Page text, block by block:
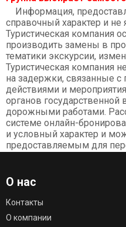
Информация,
справочный характер и не
Туристическая компания
производить замены в
тематики экскурсии,
Туристическая компания
на задержки, связанные с
действиями и
органов государственной
дорожными работами.
системе онлайн-
и условный характер и
предоставляемым для
О нас
Контакты
О компании